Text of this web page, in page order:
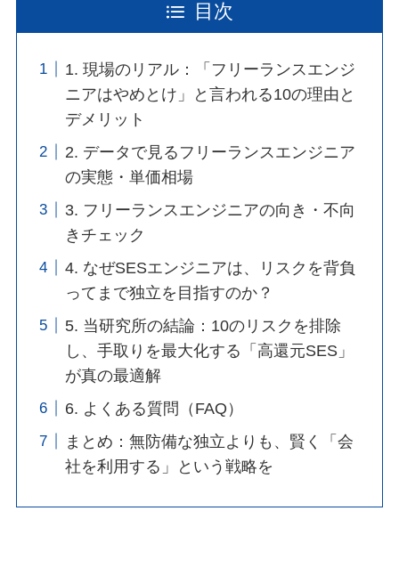
目次
1. 現場のリアル：「フリーランスエンジ
ニアはやめとけ」と言われる10の理由と
デメリット
2. データで見るフリーランスエンジニア
の実態・単価相場
3. フリーランスエンジニアの向き・不向
きチェック
4. なぜSESエンジニアは、リスクを背負
ってまで独立を目指すのか？
5. 当研究所の結論：10のリスクを排除
し、手取りを最大化する「高還元SES」
が真の最適解
6. よくある質問（FAQ）
まとめ：無防備な独立よりも、賢く「会
社を利用する」という戦略を